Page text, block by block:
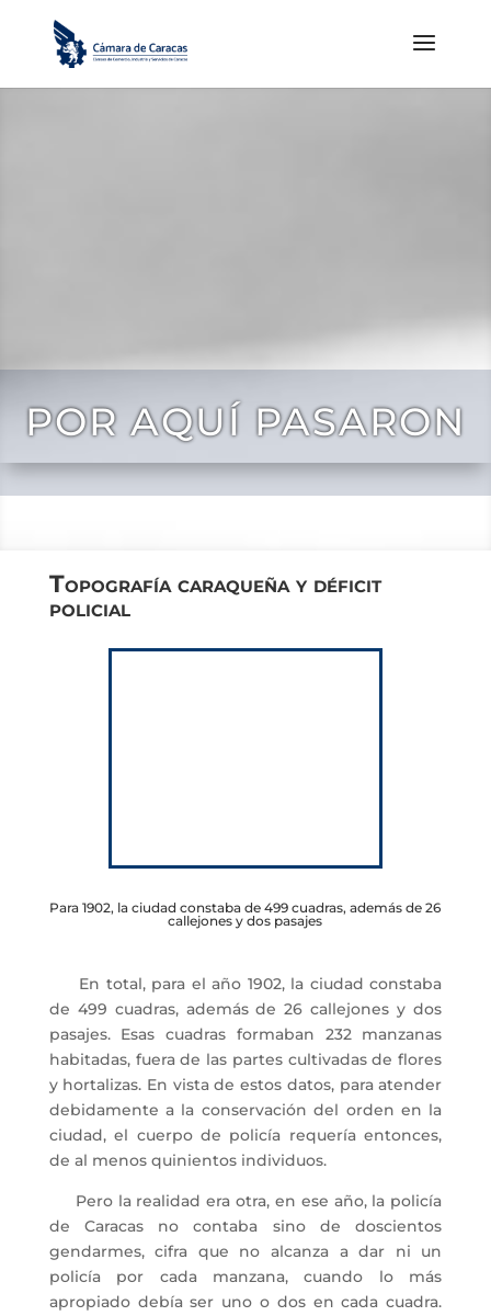
POR AQUÍ PASARON
Topografía caraqueña y déficit
policial
Para 1902, la ciudad constaba de 499 cuadras, además de 26
callejones y dos pasajes
En total, para el año 1902, la ciudad constaba
de 499 cuadras, además de 26 callejones y dos
pasajes. Esas cuadras formaban 232 manzanas
habitadas, fuera de las partes cultivadas de flores
y hortalizas. En vista de estos datos, para atender
debidamente a la conservación del orden en la
ciudad, el cuerpo de policía requería entonces,
de al menos quinientos individuos.
Pero la realidad era otra, en ese año, la policía
de Caracas no contaba sino de doscientos
gendarmes, cifra que no alcanza a dar ni un
policía por cada manzana, cuando lo más
apropiado debía ser uno o dos en cada cuadra.